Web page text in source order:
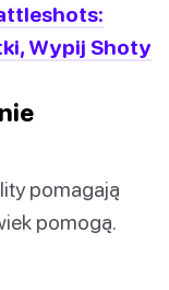
Wypij Shoty
pomagają
pomogą.